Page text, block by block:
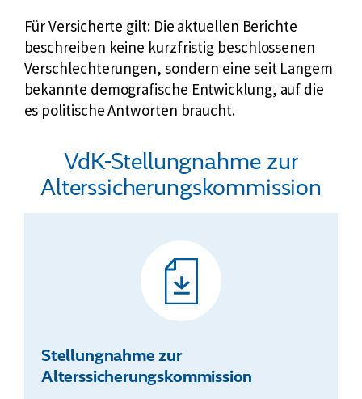
Für Versicherte gilt: Die aktuellen Berichte
beschreiben keine kurzfristig beschlossenen
Verschlechterungen, sondern eine seit Langem
bekannte demografische Entwicklung, auf die
es politische Antworten braucht.
VdK-Stellungnahme zur
Alterssicherungskommission
Stellungnahme zur
Alterssicherungskommission